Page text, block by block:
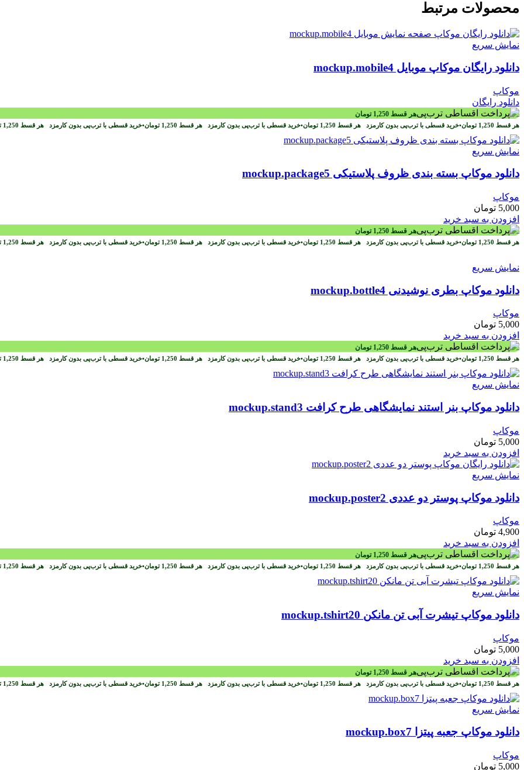
محصولات مرتبط
نمایش سریع
دانلود رایگان موکاپ موبایل mockup.mobile4
موکاپ
دانلود رایگان
هر قسط 1,250 تومان
هر قسط 1,250 تومان•خرید قسطی با ترب‌پی بدون کارمزد هر قسط 1,250 تومان•خرید قسطی با ترب‌پی بدون کارمزد هر قسط 1,250 تومان•خرید قسطی با ترب‌پی بدون کارمزد هر قسط 1,250
نمایش سریع
دانلود موکاپ بسته بندی ظروف پلاستیکی mockup.package5
موکاپ
5,000 تومان
افزودن به سبد خرید
هر قسط 1,250 تومان
هر قسط 1,250 تومان•خرید قسطی با ترب‌پی بدون کارمزد هر قسط 1,250 تومان•خرید قسطی با ترب‌پی بدون کارمزد هر قسط 1,250 تومان•خرید قسطی با ترب‌پی بدون کارمزد هر قسط 1,250
نمایش سریع
دانلود موکاپ بطری نوشیدنی mockup.bottle4
موکاپ
5,000 تومان
افزودن به سبد خرید
هر قسط 1,250 تومان
هر قسط 1,250 تومان•خرید قسطی با ترب‌پی بدون کارمزد هر قسط 1,250 تومان•خرید قسطی با ترب‌پی بدون کارمزد هر قسط 1,250 تومان•خرید قسطی با ترب‌پی بدون کارمزد هر قسط 1,250
نمایش سریع
دانلود موکاپ بنر استند نمایشگاهی طرح کرافت mockup.stand3
موکاپ
5,000 تومان
افزودن به سبد خرید
نمایش سریع
دانلود موکاپ پوستر دو عددی mockup.poster2
موکاپ
4,900 تومان
افزودن به سبد خرید
هر قسط 1,250 تومان
هر قسط 1,250 تومان•خرید قسطی با ترب‌پی بدون کارمزد هر قسط 1,250 تومان•خرید قسطی با ترب‌پی بدون کارمزد هر قسط 1,250 تومان•خرید قسطی با ترب‌پی بدون کارمزد هر قسط 1,250
نمایش سریع
دانلود موکاپ تیشرت آبی تن مانکن mockup.tshirt20
موکاپ
5,000 تومان
افزودن به سبد خرید
هر قسط 1,250 تومان
هر قسط 1,250 تومان•خرید قسطی با ترب‌پی بدون کارمزد هر قسط 1,250 تومان•خرید قسطی با ترب‌پی بدون کارمزد هر قسط 1,250 تومان•خرید قسطی با ترب‌پی بدون کارمزد هر قسط 1,250
نمایش سریع
دانلود موکاپ جعبه پیتزا mockup.box7
موکاپ
5,000 تومان